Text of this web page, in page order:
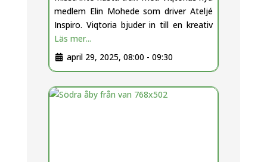
medlem Elin Mohede som driver Ateljé
Inspiro. Viqtoria bjuder in till en kreativ
Läs mer...
april 29, 2025, 08:00 - 09:30